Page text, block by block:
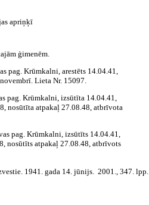
apriņķī
ģimenēm.
pag. Krūmkalni, arestēts 14.04.41,
Lieta Nr. 15097.
pag. Krūmkalni, izsūtīta 14.04.41,
nosūtīta atpakaļ 27.08.48, atbrīvota
pag. Krūmkalni, izsūtīts 14.04.41,
nosūtīts atpakaļ 27.08.48, atbrīvots
1941. gada 14. jūnijs.  2001., 347. lpp.